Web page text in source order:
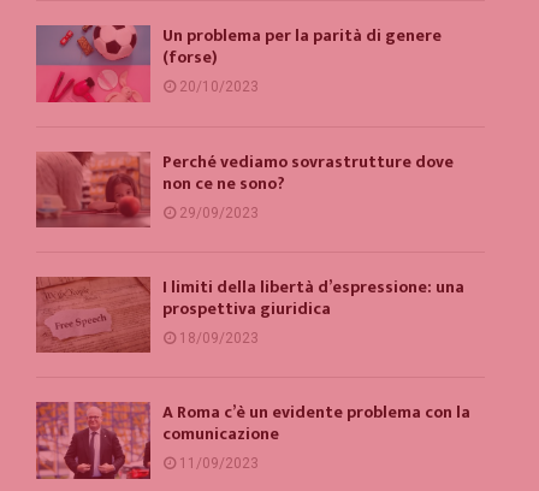
Un problema per la parità di genere
(forse)
20/10/2023
Perché vediamo sovrastrutture dove
non ce ne sono?
29/09/2023
I limiti della libertà d’espressione: una
prospettiva giuridica
18/09/2023
A Roma c’è un evidente problema con la
comunicazione
11/09/2023